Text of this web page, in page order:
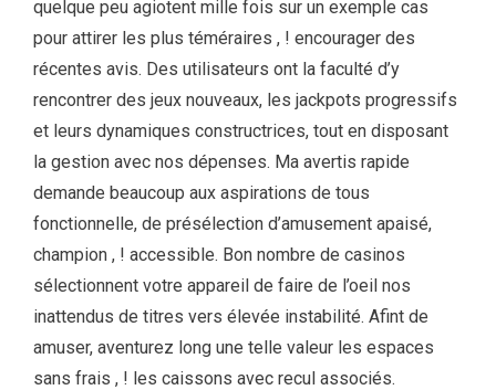
quelque peu agiotent mille fois sur un exemple cas
pour attirer les plus téméraires , ! encourager des
récentes avis. Des utilisateurs ont la faculté d’y
rencontrer des jeux nouveaux, les jackpots progressifs
et leurs dynamiques constructrices, tout en disposant
la gestion avec nos dépenses. Ma avertis rapide
demande beaucoup aux aspirations de tous
fonctionnelle, de présélection d’amusement apaisé,
champion , ! accessible. Bon nombre de casinos
sélectionnent votre appareil de faire de l’oeil nos
inattendus de titres vers élevée instabilité. Afint de
amuser, aventurez long une telle valeur les espaces
sans frais , ! les caissons avec recul associés.